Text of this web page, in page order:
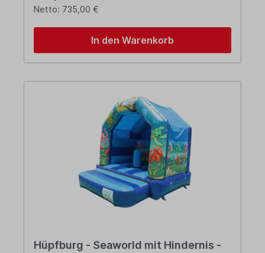
Netto: 735,00 €
In den Warenkorb
Hüpfburg - Seaworld mit Hindernis -